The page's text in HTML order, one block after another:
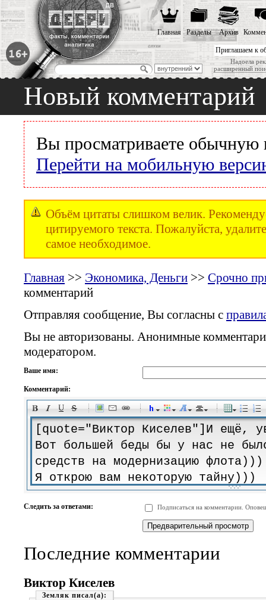
Приглашаем к
Надоела
расширенный
Главная Разделы Архив
Новый комментарий
Вы просматриваете обычную
Перейти на мобильную
Объём цитаты слишком велик.
цитируемого текста. Пожалуйста,
самое необходимое.
Главная >> Экономика, Деньги >> Срочно
комментарий
Отправляя сообщение, Вы согласны с
Вы не авторизованы. Анонимные
модератором.
Ваше имя:
Комментарий:
-
-
-
-
-
-
-
-
-
-
-
-
-
-
-
-
-
-
-
-
-
-
-
Следить за ответами: Подписаться на комментарии.
Последние комментарии
Виктор Киселев
Земляк